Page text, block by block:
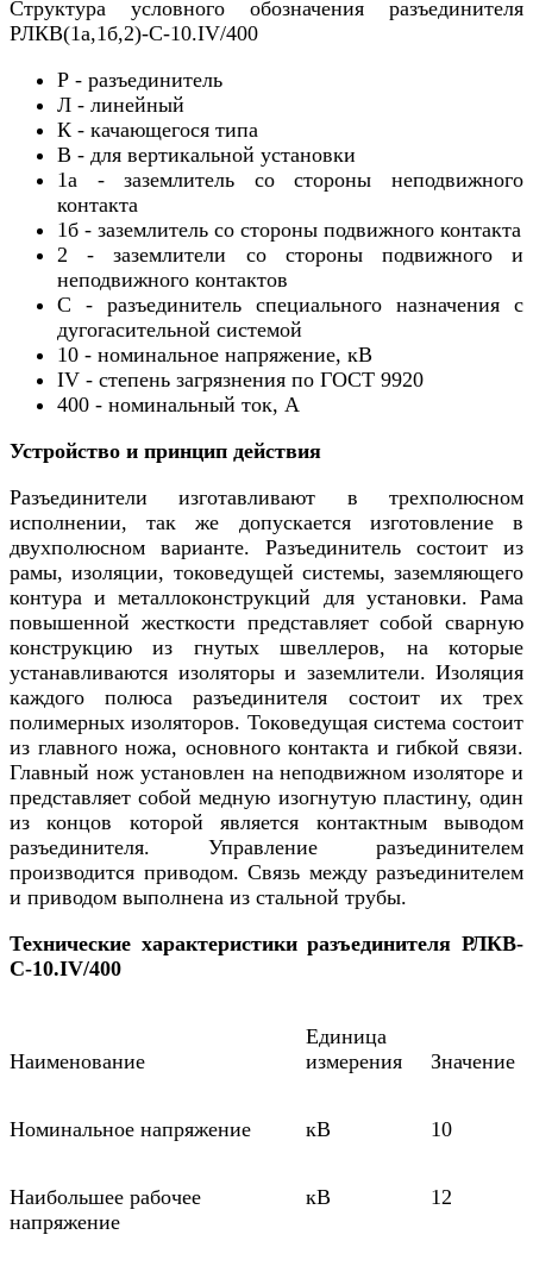
Структура условного обозначения разъединителя
РЛКВ(1а,1б,2)-С-10.IV/400
Р - разъединитель
Л - линейный
К - качающегося типа
В - для вертикальной установки
1а - заземлитель со стороны неподвижного
контакта
1б - заземлитель со стороны подвижного контакта
2 - заземлители со стороны подвижного и
неподвижного контактов
С - разъединитель специального назначения с
дугогасительной системой
10 - номинальное напряжение, кВ
IV - степень загрязнения по ГОСТ 9920
400 - номинальный ток, А
Устройство и принцип действия
Разъединители изготавливают в трехполюсном
исполнении, так же допускается изготовление в
двухполюсном варианте. Разъединитель состоит из
рамы, изоляции, токоведущей системы, заземляющего
контура и металлоконструкций для установки. Рама
повышенной жесткости представляет собой сварную
конструкцию из гнутых швеллеров, на которые
устанавливаются изоляторы и заземлители. Изоляция
каждого полюса разъединителя состоит их трех
полимерных изоляторов. Токоведущая система состоит
из главного ножа, основного контакта и гибкой связи.
Главный нож установлен на неподвижном изоляторе и
представляет собой медную изогнутую пластину, один
из концов которой является контактным выводом
разъединителя. Управление разъединителем
производится приводом. Связь между разъединителем
и приводом выполнена из стальной трубы.
Технические характеристики разъединителя РЛКВ-
С-10.IV/400
Наименование
Единица
измерения
Значение
Номинальное напряжение кВ 10
Наибольшее рабочее
напряжение
кВ 12